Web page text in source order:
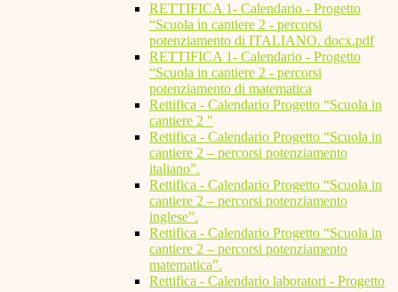
RETTIFICA 1- Calendario - Progetto
“Scuola in cantiere 2 - percorsi
potenziamento di ITALIANO. docx.pdf
RETTIFICA 1- Calendario - Progetto
“Scuola in cantiere 2 - percorsi
potenziamento di matematica
Rettifica - Calendario Progetto “Scuola in
cantiere 2 "
Rettifica - Calendario Progetto “Scuola in
cantiere 2 – percorsi potenziamento
italiano”.
Rettifica - Calendario Progetto “Scuola in
cantiere 2 – percorsi potenziamento
inglese”.
Rettifica - Calendario Progetto “Scuola in
cantiere 2 – percorsi potenziamento
matematica”.
Rettifica - Calendario laboratori - Progetto